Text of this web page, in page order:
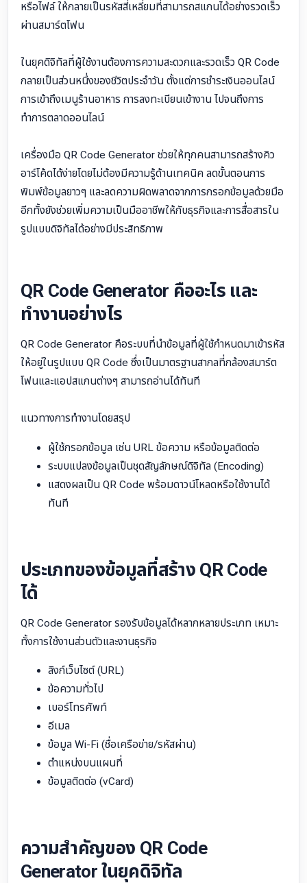
หรือไฟล์ ให้กลายเป็นรหัสสี่เหลี่ยมที่สามารถสแกนได้อย่างรวดเร็ว
ผ่านสมาร์ตโฟน
ในยุคดิจิทัลที่ผู้ใช้งานต้องการความสะดวกและรวดเร็ว QR Code
กลายเป็นส่วนหนึ่งของชีวิตประจำวัน ตั้งแต่การชำระเงินออนไลน์
การเข้าถึงเมนูร้านอาหาร การลงทะเบียนเข้างาน ไปจนถึงการ
ทำการตลาดออนไลน์
เครื่องมือ QR Code Generator ช่วยให้ทุกคนสามารถสร้างคิว
อาร์โค้ดได้ง่ายโดยไม่ต้องมีความรู้ด้านเทคนิค ลดขั้นตอนการ
พิมพ์ข้อมูลยาวๆ และลดความผิดพลาดจากการกรอกข้อมูลด้วยมือ
อีกทั้งยังช่วยเพิ่มความเป็นมืออาชีพให้กับธุรกิจและการสื่อสารใน
รูปแบบดิจิทัลได้อย่างมีประสิทธิภาพ
QR Code Generator คืออะไร และ
ทำงานอย่างไร
QR Code Generator คือระบบที่นำข้อมูลที่ผู้ใช้กำหนดมาเข้ารหัส
ให้อยู่ในรูปแบบ QR Code ซึ่งเป็นมาตรฐานสากลที่กล้องสมาร์ต
โฟนและแอปสแกนต่างๆ สามารถอ่านได้ทันที
แนวทางการทำงานโดยสรุป
ผู้ใช้กรอกข้อมูล เช่น URL ข้อความ หรือข้อมูลติดต่อ
ระบบแปลงข้อมูลเป็นชุดสัญลักษณ์ดิจิทัล (Encoding)
แสดงผลเป็น QR Code พร้อมดาวน์โหลดหรือใช้งานได้
ทันที
ประเภทของข้อมูลที่สร้าง QR Code
ได้
QR Code Generator รองรับข้อมูลได้หลากหลายประเภท เหมาะ
ทั้งการใช้งานส่วนตัวและงานธุรกิจ
ลิงก์เว็บไซต์ (URL)
ข้อความทั่วไป
เบอร์โทรศัพท์
อีเมล
ข้อมูล Wi-Fi (ชื่อเครือข่าย/รหัสผ่าน)
ตำแหน่งบนแผนที่
ข้อมูลติดต่อ (vCard)
ความสำคัญของ QR Code
Generator ในยุคดิจิทัล